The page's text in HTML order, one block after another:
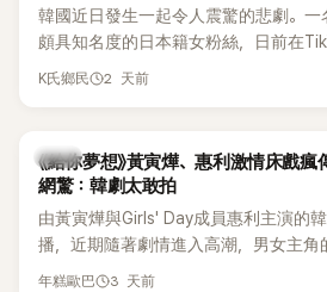
韓國近日發生一起令人震驚的悲劇。一
頗具知名度的日本籍女粉絲，日前在
終不幸身亡，消息曝光後震驚韓網，也
K氏鄉民 2 天前
韓劇
《給你夢想》黃寅燁、惠利激情床戲
網驚：韓劇太敢拍
由黃寅燁與Girls' Day成員惠利主演的韓
播，近期隨著劇情進入高潮，男女主角
新播出的第8集不僅上演火辣吻戲，更
年糕歐巴 3 天前